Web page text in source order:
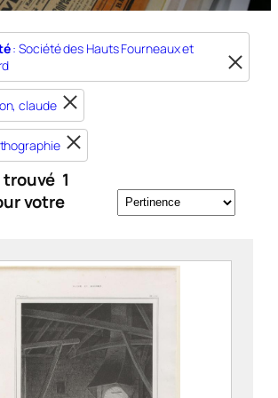
: Société des Hauts Fourneaux et
claude
trouvé 1
votre